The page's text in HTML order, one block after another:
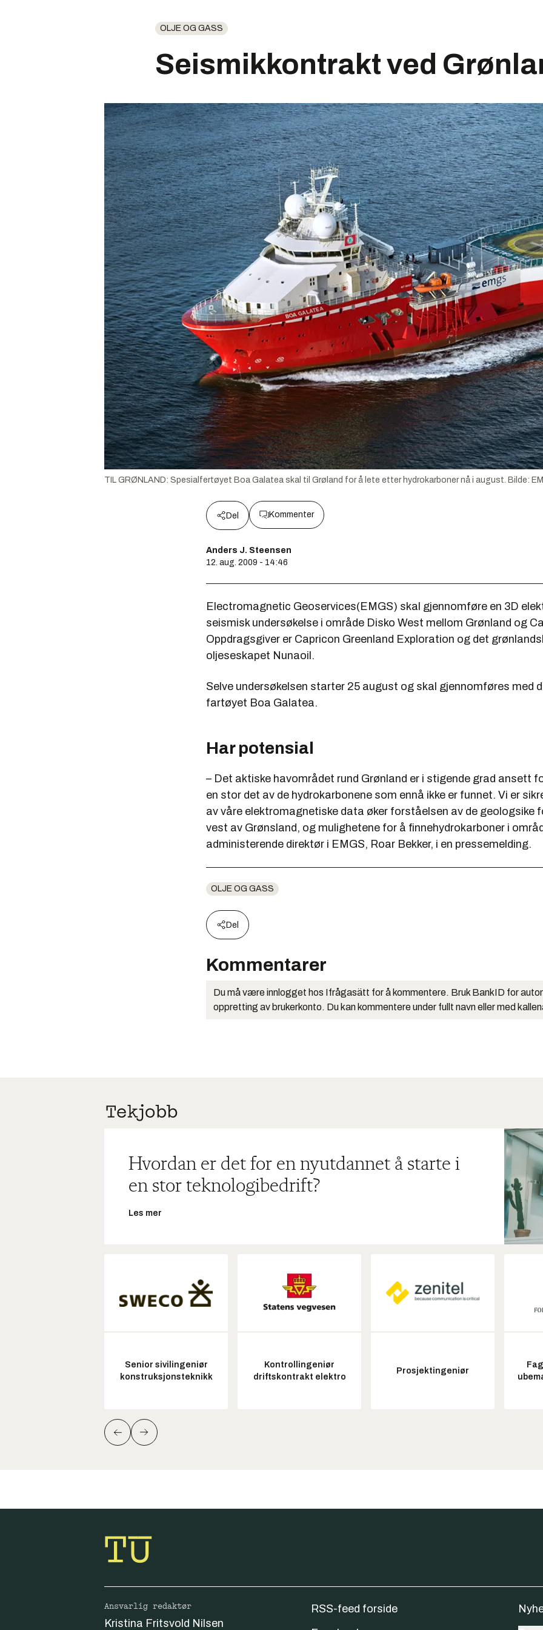
OLJE OG GASS
Seismikkontrakt ved
TIL GRØNLAND: Spesialfertøyet Boa Galatea skal til Grøland for å lete etter hydrokarboner nå i august. Bilde:
Del Kommenter
Anders J. Steensen
12. aug. 2009 - 14:46
Electromagnetic Geoservices(EMGS) skal gjennomføre en 3D
seismisk undersøkelse i område Disko West mellom Grønland og
Oppdragsgiver er Capricon Greenland Exploration og det
oljeseskapet Nunaoil.
Selve undersøkelsen starter 25 august og skal gjennomføres med
fartøyet Boa Galatea.
Har potensial
– Det aktiske havområdet rund Grønland er i stigende grad ansett
en stor det av de hydrokarbonene som ennå ikke er funnet. Vi er
av våre elektromagnetiske data øker forståelsen av de geologsike
vest av Grønsland, og mulighetene for å finnehydrokarboner i
administerende direktør i EMGS, Roar Bekker, i en pressemelding.
OLJE OG GASS
Del
Kommentarer
Du må være innlogget hos Ifrågasätt for å kommentere. Bruk BankID for
oppretting av brukerkonto. Du kan kommentere under fullt navn eller med
Hvordan er det for en nyutdannet å starte i
en stor teknologibedrift?
Les mer
Senior sivilingeniør
konstruksjonsteknikk
Kontrollingeniør
driftskontrakt elektro
Prosjektingeniør
Ansvarlig redaktør
Kristina Fritsvold Nilsen
RSS-feed forside